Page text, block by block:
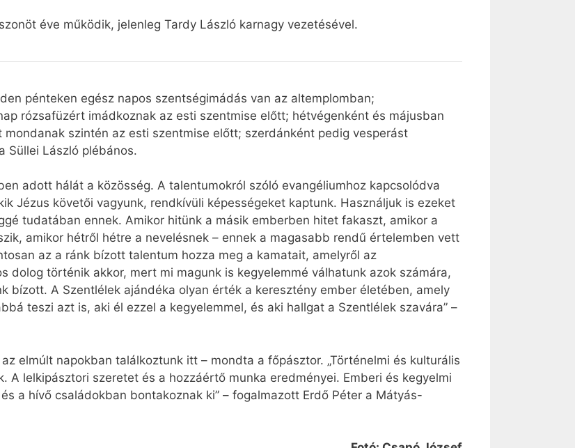
éve működik, jelenleg Tardy László karnagy vezetésével.
pénteken egész napos szentségimádás van az altemplomban;
rózsafüzért imádkoznak az esti szentmise előtt; hétvégenként és májusban
szintén az esti szentmise előtt; szerdánként pedig vesperást
Süllei László plébános.
adott hálát a közösség. A talentumokról szóló evangéliumhoz kapcsolódva
Jézus követői vagyunk, rendkívüli képességeket kaptunk. Használjuk is ezeket
tudatában ennek. Amikor hitünk a másik emberben hitet fakaszt, amikor a
amikor hétről hétre a nevelésnek – ennek a magasabb rendű értelemben vett
az a ránk bízott talentum hozza meg a kamatait, amelyről az
dolog történik akkor, mert mi magunk is kegyelemmé válhatunk azok számára,
bízott. A Szentlélek ajándéka olyan érték a keresztény ember életében, amely
teszi azt is, aki él ezzel a kegyelemmel, és aki hallgat a Szentlélek szavára” –
elmúlt napokban találkoztunk itt – mondta a főpásztor. „Történelmi és kulturális
A lelkipásztori szeretet és a hozzáértő munka eredményei. Emberi és kegyelmi
a hívő családokban bontakoznak ki” – fogalmazott Erdő Péter a Mátyás-